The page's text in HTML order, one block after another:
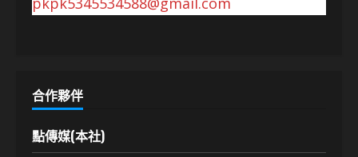
合作夥伴
點傳媒(本社)